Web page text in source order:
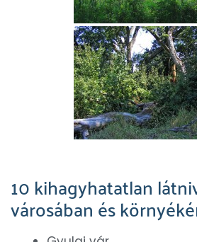
10 kihagyhatatlan
városában és